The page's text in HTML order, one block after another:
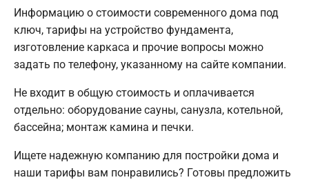
Информацию о стоимости современного дома под
ключ, тарифы на устройство фундамента,
изготовление каркаса и прочие вопросы можно
задать по телефону, указанному на сайте компании.
Не входит в общую стоимость и оплачивается
отдельно: оборудование сауны, санузла, котельной,
бассейна; монтаж камина и печки.
Ищете надежную компанию для постройки дома и
наши тарифы вам понравились? Готовы предложить